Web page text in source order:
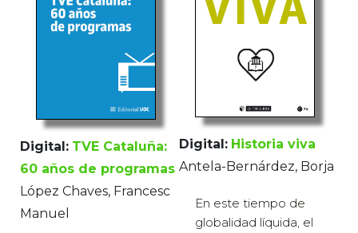
Digital: TVE Cataluña:
60 años de programas
López Chaves, Francesc
Manuel
Digital: Historia viva
Antela-Bernárdez, Borja
En este tiempo de
globalidad líquida, el